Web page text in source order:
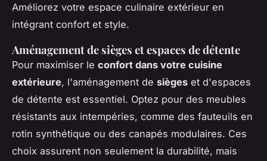
Améliorez votre espace culinaire extérieur en
intégrant confort et style.
Aménagement de sièges et espaces de détente
Pour maximiser le confort dans votre cuisine
extérieure, l'aménagement de sièges et d'espaces
de détente est essentiel. Optez pour des meubles
résistants aux intempéries, comme des fauteuils en
rotin synthétique ou des canapés modulaires. Ces
choix assurent non seulement la durabilité, mais